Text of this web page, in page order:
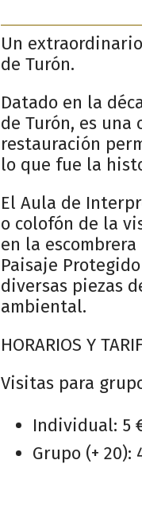
Un
de Turón.
Datado en la
de Turón, es
restauración
lo que fue la
El Aula de
o colofón de la
en la
Paisaje
diversas piezas
ambiental.
HORARIOS Y
Visitas para
Individual: 5
Grupo (+ 20):